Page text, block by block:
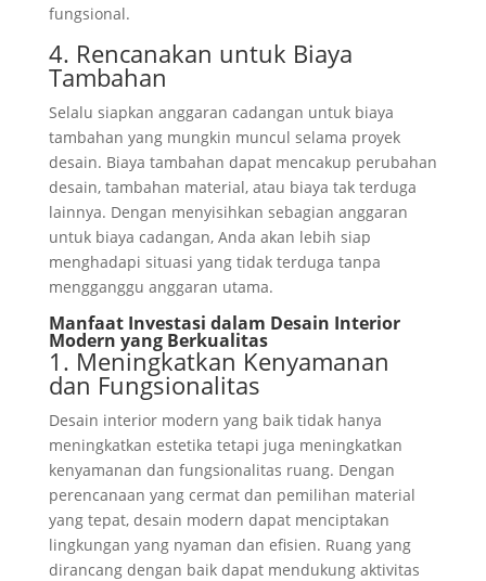
fungsional.
4. Rencanakan untuk Biaya
Tambahan
Selalu siapkan anggaran cadangan untuk biaya
tambahan yang mungkin muncul selama proyek
desain. Biaya tambahan dapat mencakup perubahan
desain, tambahan material, atau biaya tak terduga
lainnya. Dengan menyisihkan sebagian anggaran
untuk biaya cadangan, Anda akan lebih siap
menghadapi situasi yang tidak terduga tanpa
mengganggu anggaran utama.
Manfaat Investasi dalam Desain Interior
Modern yang Berkualitas
1. Meningkatkan Kenyamanan
dan Fungsionalitas
Desain interior modern yang baik tidak hanya
meningkatkan estetika tetapi juga meningkatkan
kenyamanan dan fungsionalitas ruang. Dengan
perencanaan yang cermat dan pemilihan material
yang tepat, desain modern dapat menciptakan
lingkungan yang nyaman dan efisien. Ruang yang
dirancang dengan baik dapat mendukung aktivitas